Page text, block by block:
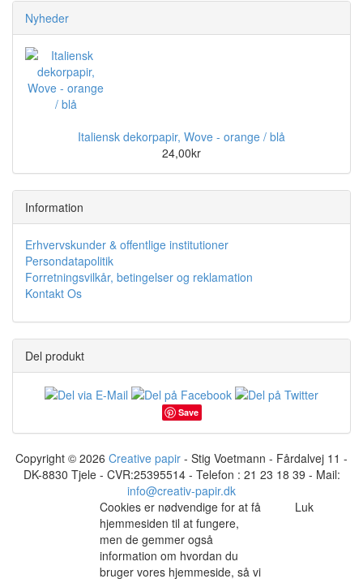
Nyheder
Italiensk dekorpapir, Wove - orange / blå
24,00kr
Information
Erhvervskunder & offentlige institutioner
Persondatapolitik
Forretningsvilkår, betingelser og reklamation
Kontakt Os
Del produkt
Save
Copyright © 2026 Creative papir - Stig Voetmann - Fårdalvej 11 -
DK-8830 Tjele - CVR:25395514 - Telefon : 21 23 18 39 - Mail:
info@creativ-papir.dk
Cookies er nødvendige for at få
hjemmesiden til at fungere,
men de gemmer også
information om hvordan du
bruger vores hjemmeside, så vi
Luk